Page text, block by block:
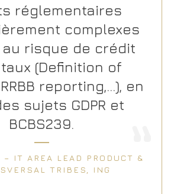
réglementaires
complexes
risque de crédit
(Definition of
reporting,…), en
sujets GDPR et
BCBS239.
– IT AREA LEAD PRODUCT &
TRIBES, ING